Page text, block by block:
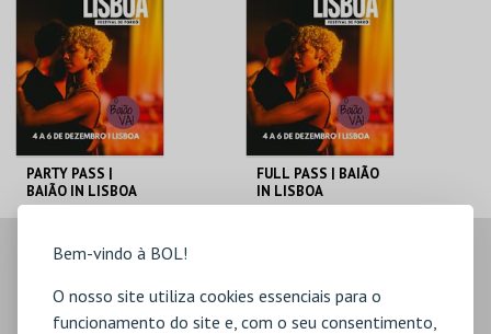
Bem-vindo à BOL!
O nosso site utiliza cookies essenciais para o
funcionamento do site e, com o seu consentimento,
PARTY PASS |
BAIÃO IN LISBOA
FESTIVAL
VÁRIOS LOCAIS
LISBOA
MAIS INFO
FULL PASS | BAIÃO
IN LISBOA
FESTIVAL 2026